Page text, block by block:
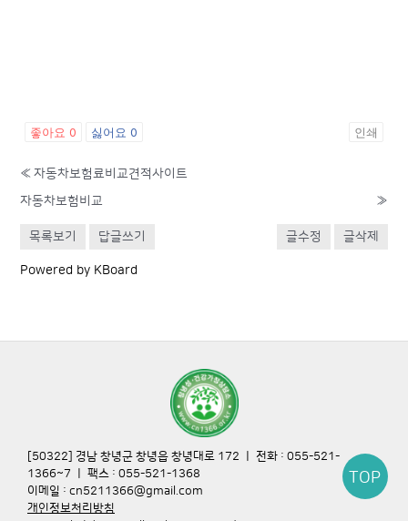
TOP
좋아요 0 싫어요0 인쇄
« 자동차보험료비교견적사이트
자동차보험비교
»
목록보기 답글쓰기 글수정 글삭제
Powered by KBoard
[50322] 경남 창녕군 창녕읍 창녕대로 172 ㅣ 전화 : 055-521-
1366~7 ㅣ 팩스 : 055-521-1368
이메일 : cn5211366@gmail.com
개인정보처리방침